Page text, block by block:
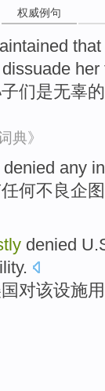
权威例句
that
dissuade her
们是无辜的
典》
denied any
任何不良企图
denied
.
对该设施